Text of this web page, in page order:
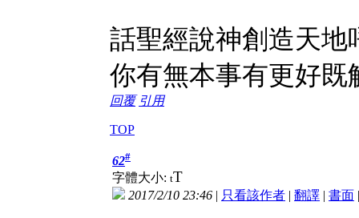
話聖經說神創造天地
你有無本事有更好既
回覆 引用
TOP
62#
字體大小: tT
2017/2/10 23:46 | 只看該作者 | 翻譯 | 書面